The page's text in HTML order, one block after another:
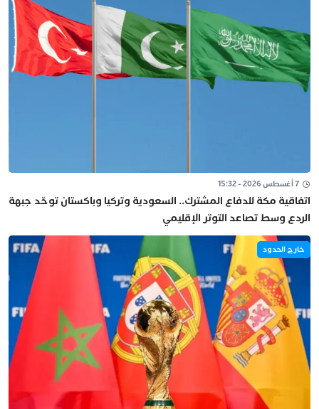
7 أغسطس 2026 - 15:32
اتفاقية مكة للدفاع المشترك.. السعودية وتركيا وباكستان توحّد جبهة
الردع وسط تصاعد التوتر الإقليمي
خارج الحدود